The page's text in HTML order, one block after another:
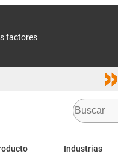
factores
Industrias